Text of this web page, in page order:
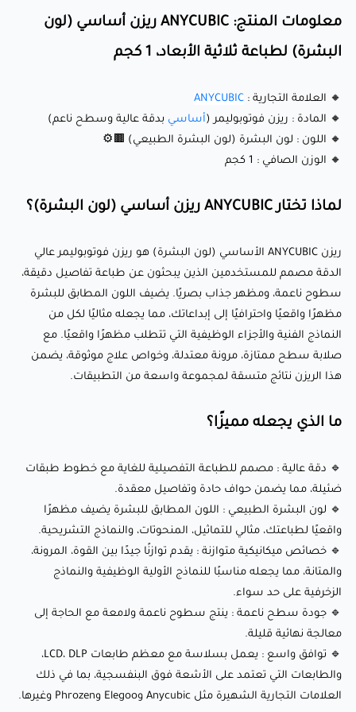
طبقات ضئيلة، مما يضمن حواف حادة وتفاصيل معقدة.
🔹 لون البشرة الطبيعي : اللون المطابق للبشرة يضيف مظهرًا
🔹 خصائص ميكانيكية متوازنة : يقدم توازنًا جيدًا بين القوة، المرونة،
والمتانة، مما يجعله مناسبًا للنماذج الأولية الوظيفية والنماذج
الزخرفية على حد سواء.
🔹 جودة سطح ناعمة : ينتج سطوح ناعمة ولامعة مع الحاجة إلى
معالجة نهائية قليلة.
والطابعات التي تعتمد على الأشعة فوق البنفسجية، بما في ذلك
العلامات التجارية الشهيرة مثل Anycubic وElegoo وPhrozen
وغيرها.
المواصفات التقنية:
| انكماش الجسم % | 7%-9% |
| الاستطالة عند الكسر % | 5-15% |
| قوة الانحناء (ميجا باسكال) | 25-45 |
| معامل الانحناء (ميجا باسكال) | 650-900 |
إعدادات الطباعة الموصى بها:
تعتمد على الأشعة فوق البنفسجية
⏱️ وقت تعريض طبقات القاعدة :
معلومات المنتج: ANYCUBIC ريزن أساسي (لون
البشرة) لطباعة ثلاثية الأبعاد، 1 كجم
🔸 العلامة التجارية : ANYCUBIC
🔸 المادة : ريزن فوتوبوليمر (أساسي بدقة عالية وسطح ناعم)
🔸 اللون : لون البشرة (لون البشرة الطبيعي) 🟫⚙️
🔸 الوزن الصافي : 1 كجم
لماذا تختار ANYCUBIC ريزن أساسي (لون البشرة)؟
ريزن ANYCUBIC الأساسي (لون البشرة) هو ريزن فوتوبوليمر عالي
الدقة مصمم للمستخدمين الذين يبحثون عن طباعة تفاصيل دقيقة،
سطوح ناعمة، ومظهر جذاب بصريًا. يضيف اللون المطابق للبشرة
مظهرًا واقعيًا واحترافيًا إلى إبداعاتك، مما يجعله مثاليًا لكل من
النماذج الفنية والأجزاء الوظيفية التي تتطلب مظهرًا واقعيًا. مع
صلابة سطح ممتازة، مرونة معتدلة، وخواص علاج موثوقة، يضمن
هذا الريزن نتائج متسقة لمجموعة واسعة من التطبيقات.
ما الذي يجعله مميزًا؟
🔹 دقة عالية : مصمم للطباعة التفصيلية للغاية مع خطوط طبقات
ضئيلة، مما يضمن حواف حادة وتفاصيل معقدة.
🔹 لون البشرة الطبيعي : اللون المطابق للبشرة يضيف مظهرًا
واقعيًا لطباعتك، مثالي للتماثيل، المنحوتات، والنماذج التشريحية.
🔹 خصائص ميكانيكية متوازنة : يقدم توازنًا جيدًا بين القوة، المرونة،
والمتانة، مما يجعله مناسبًا للنماذج الأولية الوظيفية والنماذج
الزخرفية على حد سواء.
🔹 جودة سطح ناعمة : ينتج سطوح ناعمة ولامعة مع الحاجة إلى
معالجة نهائية قليلة.
🔹 توافق واسع : يعمل بسلاسة مع معظم طابعات LCD، DLP،
والطابعات التي تعتمد على الأشعة فوق البنفسجية، بما في ذلك
العلامات التجارية الشهيرة مثل Anycubic وElegoo وPhrozen وغيرها.